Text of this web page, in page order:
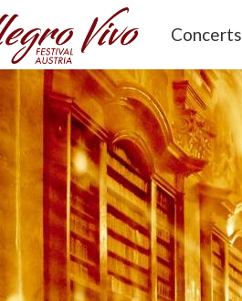
Concerts